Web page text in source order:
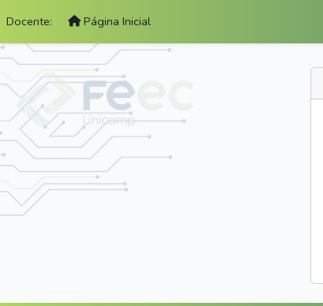
Docente: Página Inicial